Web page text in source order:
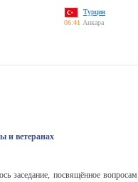
Турция
06:41 Анкара
и ветеранах
заседание, посвящённое вопросам